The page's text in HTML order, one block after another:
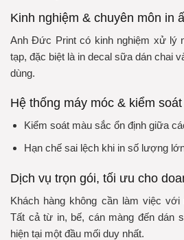
Kinh nghiệm & chuyên môn in
Anh Đức Print có kinh nghiệm xử lý
tạp, đặc biệt là in decal sữa dán chai
dùng.
Hệ thống máy móc & kiểm
Kiểm soát màu sắc ổn định giữa
Hạn chế sai lệch khi in số lượng
Dịch vụ trọn gói, tối ưu cho
Khách hàng không cần làm việc
Tất cả từ in, bế, cán màng đến dán
hiện tại một đầu mối duy nhất.